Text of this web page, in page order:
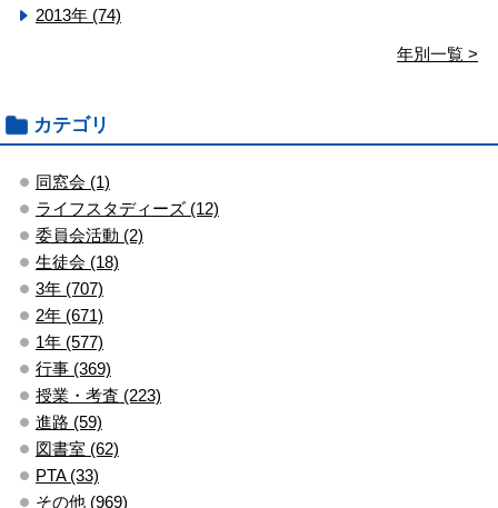
2013年 (74)
年別一覧 >
カテゴリ
同窓会 (1)
ライフスタディーズ (12)
委員会活動 (2)
生徒会 (18)
3年 (707)
2年 (671)
1年 (577)
行事 (369)
授業・考査 (223)
進路 (59)
図書室 (62)
PTA (33)
その他 (969)